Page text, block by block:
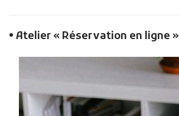
• Atelier « Réservation en ligne »